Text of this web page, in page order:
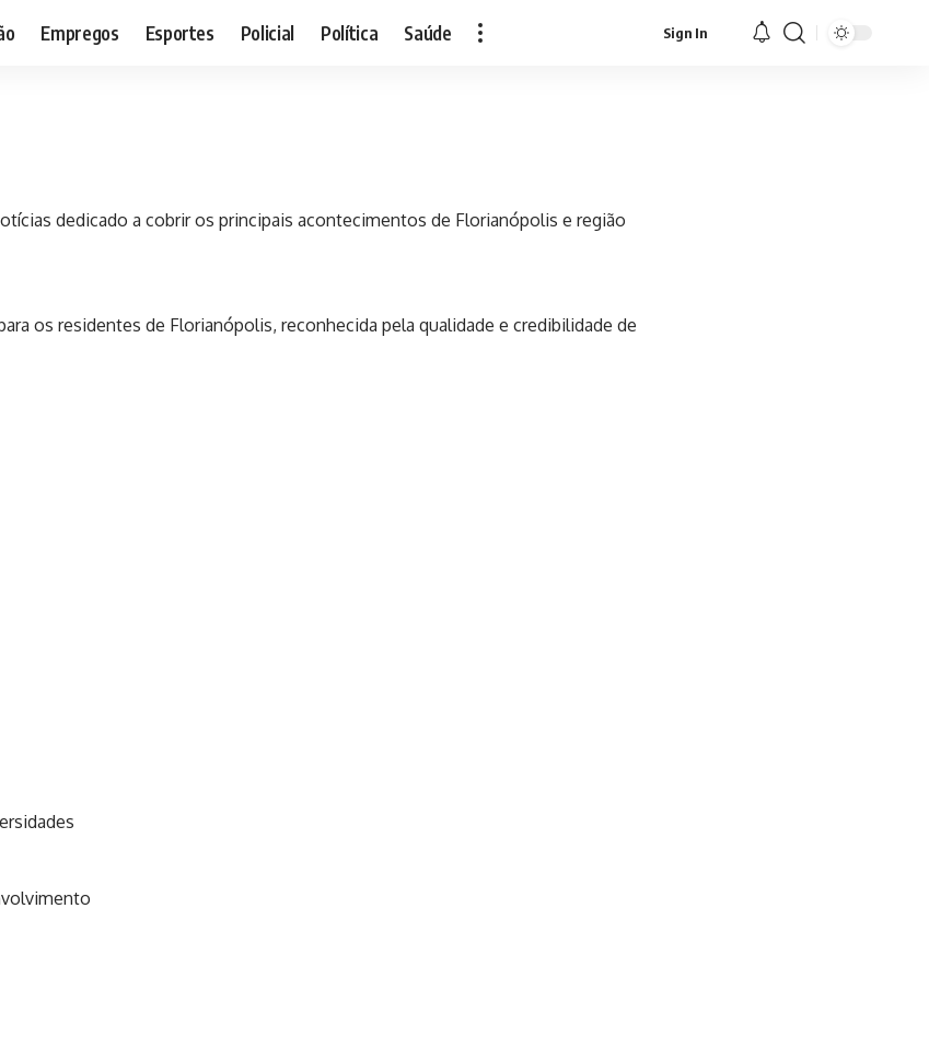
Empregos Esportes Policial Política Saúde Sign In
dedicado a cobrir os principais acontecimentos de Florianópolis e região
os residentes de Florianópolis, reconhecida pela qualidade e credibilidade de